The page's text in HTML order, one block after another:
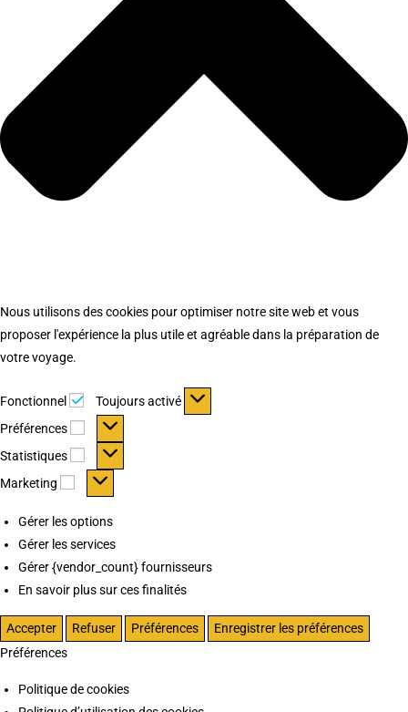
Nous utilisons des cookies pour optimiser notre site web et vous
proposer l'expérience la plus utile et agréable dans la préparation de
votre voyage.
Fonctionnel Fonctionnel
Toujours activé
Préférences
Préférences
Statistiques Statistiques
Marketing Marketing
Gérer les options
Gérer les services
Gérer {vendor_count} fournisseurs
En savoir plus sur ces finalités
Accepter Refuser Préférences
Enregistrer les préférences
Préférences
Politique de cookies